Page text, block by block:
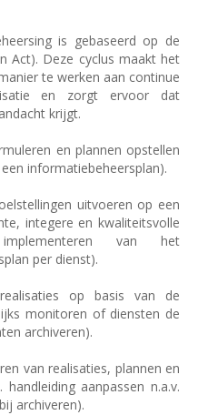
is gebaseerd op de
Act). Deze cyclus maakt het
te werken aan continue
en zorgt ervoor dat
krijgt.
en plannen opstellen
informatiebeheersplan).
uitvoeren op een
integere en kwaliteitsvolle
van het
per dienst).
op basis van de
monitoren of diensten de
archiveren).
van realisaties, plannen en
handleiding aanpassen n.a.v.
archiveren).